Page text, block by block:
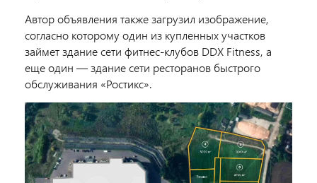
Автор объявления также загрузил изображение,
согласно которому один из купленных участков
займет здание сети фитнес-клубов DDX Fitness, а
еще один —здание сети ресторанов быстрого
обслуживания «Ростикс».